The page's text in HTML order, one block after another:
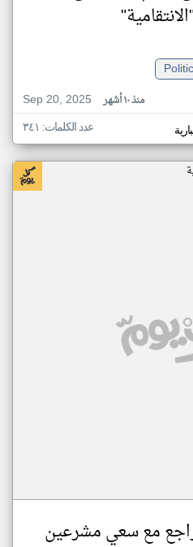
Sep 20, 2025
منذ ١٠ أشهر
عدد الكلمات: ٣٤١
مع سعي مشرعين